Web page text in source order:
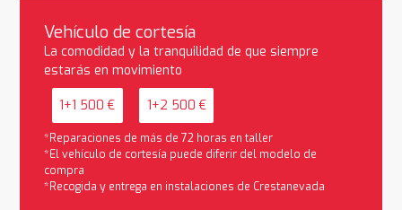
Vehículo de cortesía
La comodidad y la tranquilidad de que siempre
estarás en movimiento
1+1 500 € 1+2 500 €
*Reparaciones de más de 72 horas en taller
*El vehículo de cortesía puede diferir del modelo de
compra
*Recogida y entrega en instalaciones de Crestanevada